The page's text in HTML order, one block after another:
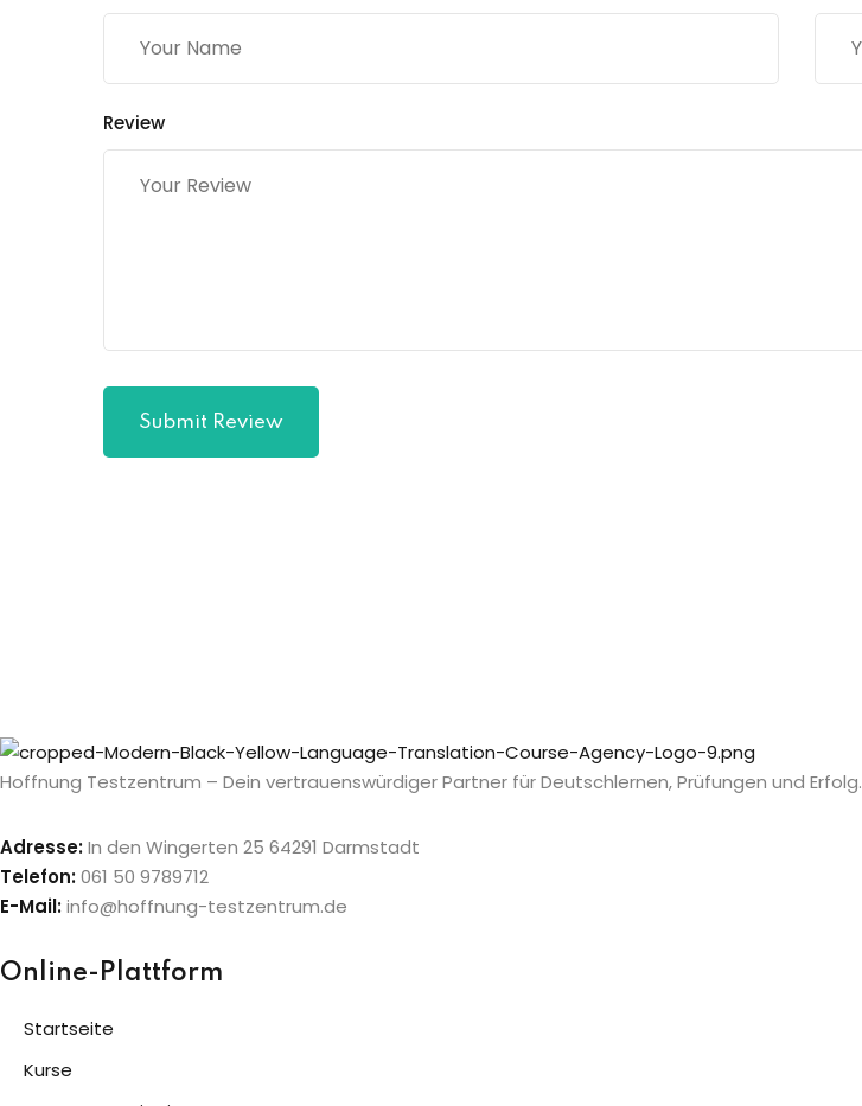
Review
Submit Review
Hoffnung Testzentrum – Dein vertrauenswürdiger Partner für Deutschlernen, Prüfungen und Erfolg.
Adresse:In den Wingerten 25 64291 Darmstadt
Telefon:061 50 9789712
E-Mail:info@hoffnung-testzentrum.de
Online-Plattform
Startseite
Kurse